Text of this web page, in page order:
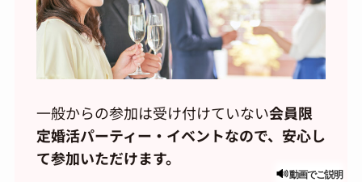
一般からの参加は受け付けていない会員限
定婚活パーティー・イベントなので、安心し
て参加いただけます。
動画でご説明